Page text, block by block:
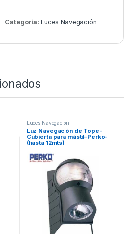
Categoría: Luces Navegación
Luces Navegación
Luz Navegación de Tope-
Cubierta para mástil–Perko-
(hasta 12mts)